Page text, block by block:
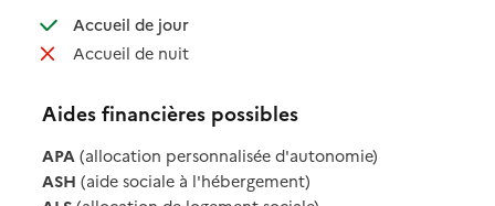
Accueil de jour: disponible
Accueil de nuit: non disponible
Aides financières possibles
APA (allocation personnalisée d'autonomie)
ASH (aide sociale à l'hébergement)